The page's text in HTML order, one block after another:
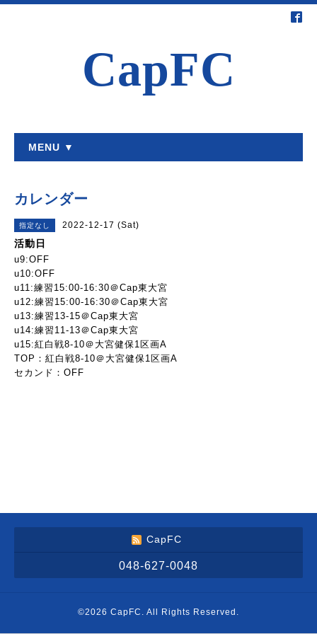
CapFC
MENU ▼
カレンダー
指定なし 2022-12-17 (Sat)
活動日
u9:OFF
u10:OFF
u11:練習15:00-16:30＠Cap東大宮
u12:練習15:00-16:30＠Cap東大宮
u13:練習13-15＠Cap東大宮
u14:練習11-13＠Cap東大宮
u15:紅白戦8-10＠大宮健保1区画A
TOP：紅白戦8-10＠大宮健保1区画A
セカンド：OFF
CapFC
048-627-0048
©2026 CapFC . All Rights Reserved.